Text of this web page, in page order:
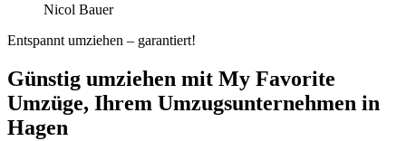
Nicol Bauer
Entspannt umziehen – garantiert!
Günstig umziehen mit My Favorite
Umzüge, Ihrem Umzugsunternehmen in
Hagen